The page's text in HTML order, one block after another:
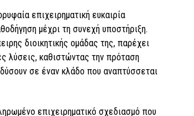
επιχειρηματική ευκαιρία
μέχρι τη συνεχή υποστήριξη.
διοικητικής ομάδας της, παρέχει
λύσεις, καθιστώντας την πρόταση
σε έναν κλάδο που αναπτύσσεται
επιχειρηματικό σχεδιασμό που